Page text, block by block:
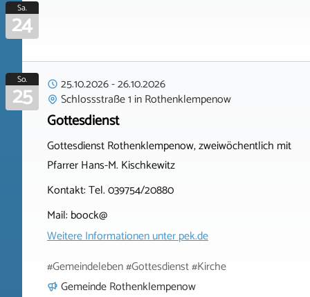
Sa.
24
So.
25 25.10.2026-26.10.2026
Schlossstraße 1 inRothenklempenow
Gottesdienst
Gottesdienst Rothenklempenow, zweiwöchentlich mit
Pfarrer Hans-M. Kischkewitz
Kontakt: Tel. 039754/20880
Mail: boock@
Weitere Informationen unterpek.de
#Gemeindeleben #Gottesdienst #Kirche
Gemeinde Rothenklempenow